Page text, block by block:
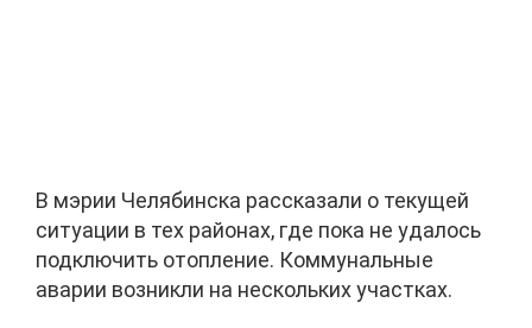
В мэрии Челябинска рассказали о текущей
ситуации в тех районах, где пока не удалось
подключить отопление. Коммунальные
аварии возникли на нескольких участках.